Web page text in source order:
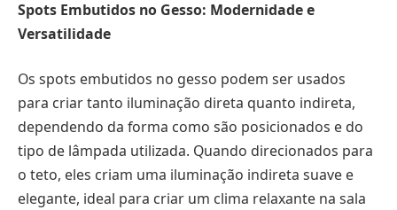
Spots Embutidos no Gesso: Modernidade e
Versatilidade
Os spots embutidos no gesso podem ser usados
para criar tanto iluminação direta quanto indireta,
dependendo da forma como são posicionados e do
tipo de lâmpada utilizada. Quando direcionados para
o teto, eles criam uma iluminação indireta suave e
elegante, ideal para criar um clima relaxante na sala